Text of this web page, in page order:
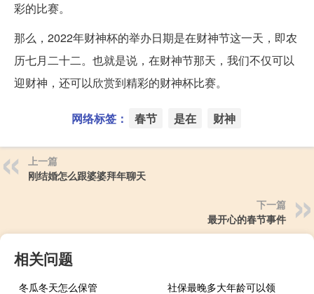
彩的比赛。
那么，2022年财神杯的举办日期是在财神节这一天，即农
历七月二十二。也就是说，在财神节那天，我们不仅可以
迎财神，还可以欣赏到精彩的财神杯比赛。
网络标签： 春节 是在 财神
上一篇
刚结婚怎么跟婆婆拜年聊天
下一篇
最开心的春节事件
相关问题
冬瓜冬天怎么保管
社保最晚多大年龄可以领